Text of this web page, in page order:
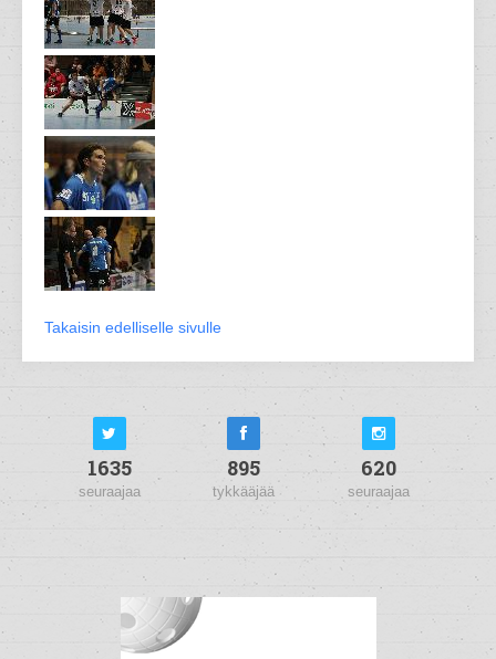
Takaisin edelliselle sivulle
1635
seuraajaa
895
tykkääjää
620
seuraajaa